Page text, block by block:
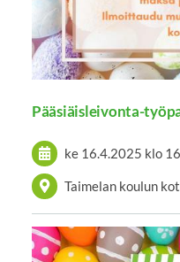
Pääsiäisleivonta-
ke 16.4.2025 klo 16
Taimelan koulun